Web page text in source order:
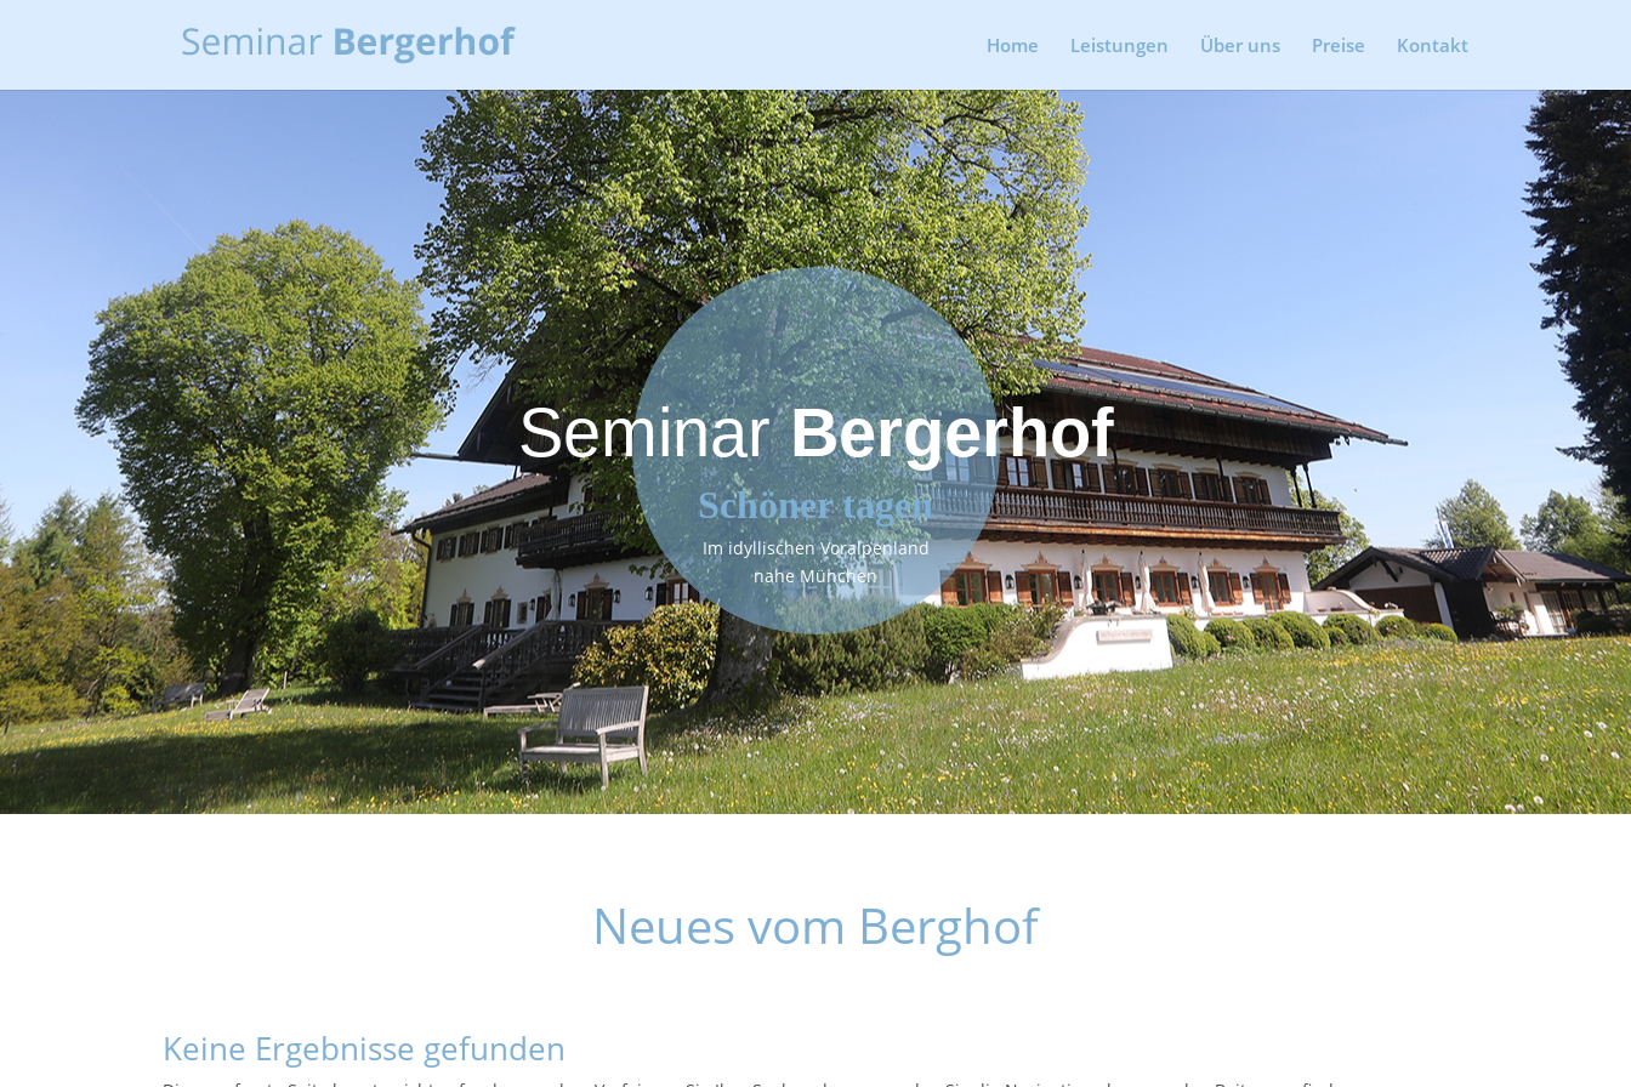
Home Leistungen Über uns Preise Kontakt
SeminarBergerhof
Schöner tagen
Im idyllischen Voralpenland
nahe München
Neues vom Berghof
Keine Ergebnisse gefunden